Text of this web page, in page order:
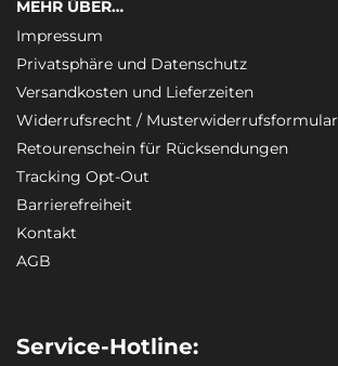
MEHR ÜBER…
Impressum
Privatsphäre und Datenschutz
Versandkosten und Lieferzeiten
Widerrufsrecht / Musterwiderrufsformular
Retourenschein für Rücksendungen
Tracking Opt-Out
Barrierefreiheit
Kontakt
AGB
Service-Hotline: